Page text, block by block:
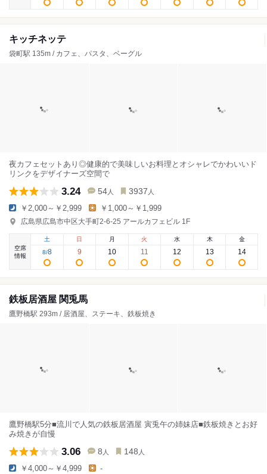
キッチネッテ
袋町駅 135m / カフェ、パスタ、ベーグル
夜カフェセットあり◎健康的で美味しいお料理とオシャレでかわいいド
リンクをデザイナーズ空間で
3.24 54 人 3937 人
￥2,000～￥2,999 ￥1,000～￥1,999
広島県広島市中区大手町2-6-25 アールカフェビル 1F
空席
情報
土
8/8
日
9
月
10
火
11
水
12
木
13
金
14
鉄板居酒屋 関兎馬
鷹野橋駅 293m / 居酒屋、ステーキ、鉄板焼き
鷹野橋駅5分■流川で人気の鉄板居酒屋 寅兎午の姉妹店■鉄板焼きとお好
み焼きが自慢
3.06 8 人 148 人
￥4,000～￥4,999 -